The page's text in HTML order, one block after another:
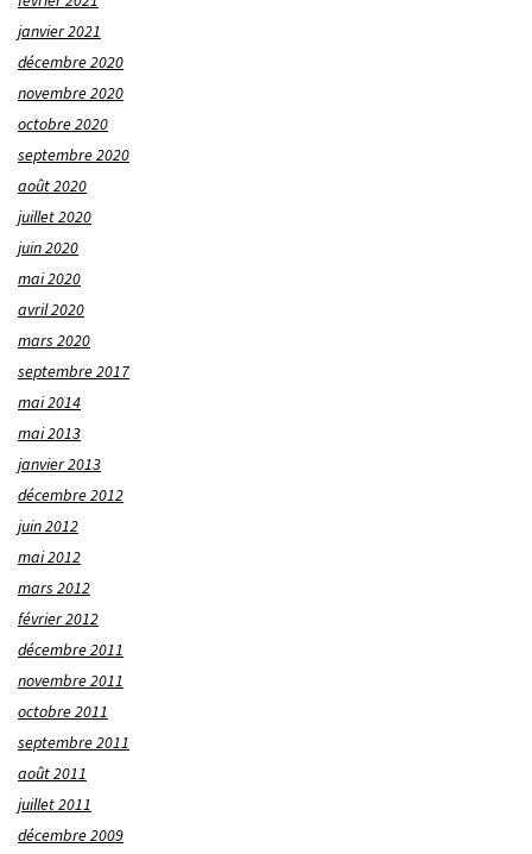
janvier 2021
décembre 2020
novembre 2020
octobre 2020
septembre 2020
août 2020
juillet 2020
juin 2020
mai 2020
avril 2020
mars 2020
septembre 2017
mai 2014
mai 2013
janvier 2013
décembre 2012
juin 2012
mai 2012
mars 2012
février 2012
décembre 2011
novembre 2011
octobre 2011
septembre 2011
août 2011
juillet 2011
décembre 2009